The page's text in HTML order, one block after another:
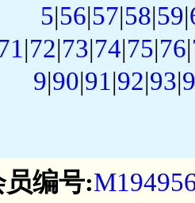
5|56|57|58|59|
|72|73|74|75|76|
9|90|91|92|93|
员编号: